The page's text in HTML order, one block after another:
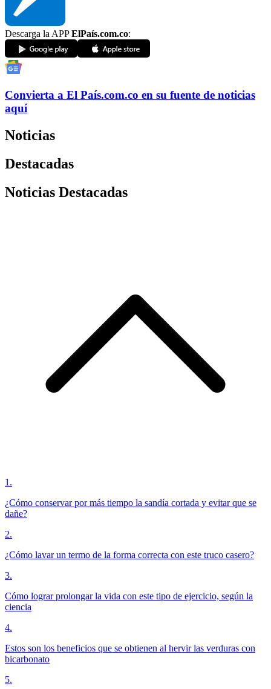
Descarga la APPElPaís.com.co:
Convierta a El País.com.co en su fuente de noticias
aquí
Noticias
Destacadas
Noticias Destacadas
1 .
¿Cómo conservar por más tiempo la sandía cortada y evitar que se
dañe?
2.
¿Cómo lavar un termo de la forma correcta con este truco casero?
3.
Cómo lograr prolongar la vida con este tipo de ejercicio, según la
ciencia
4.
Estos son los beneficios que se obtienen al hervir las verduras con
bicarbonato
5.